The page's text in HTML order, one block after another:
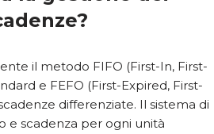
il metodo FIFO (First-In, First-
e FEFO (First-Expired, First-
differenziate. Il sistema di
e scadenza per ogni unità